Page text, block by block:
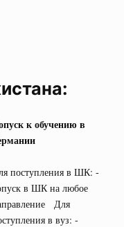
к обучению в
поступления в ШК: -
в ШК на любое
Для
в вуз: -